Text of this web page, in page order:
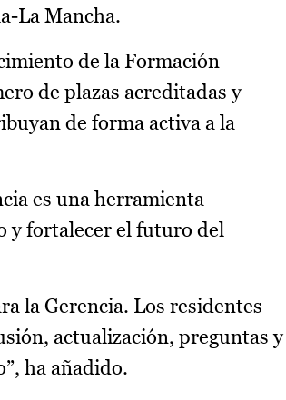
La Mancha.
de la Formación
de plazas acreditadas y
de forma activa a la
es una herramienta
y fortalecer el futuro del
la Gerencia. Los residentes
actualización, preguntas y
ha añadido.